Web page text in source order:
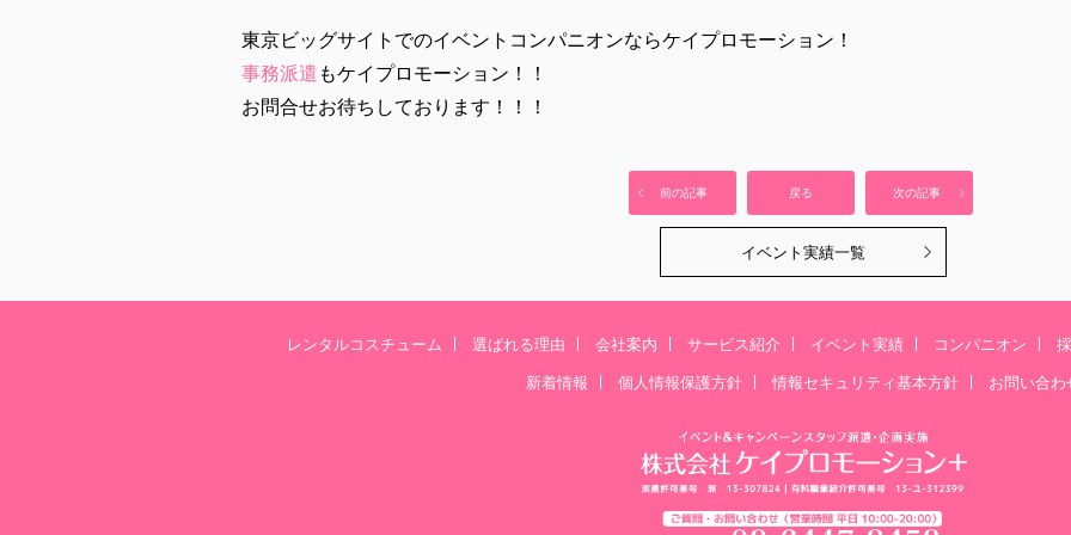
東京ビッグサイトでのイベントコンパニオンならケイプロモーション！
事務派遣もケイプロモーション！！
お問合せお待ちしております！！！
前の記事 戻る 次の記事
イベント実績一覧
レンタルコスチューム 選ばれる理由 会社案内 サービス紹介 イベント実績 コンパニオン
新着情報
個人情報保護方針 情報セキュリティ基本方針 お問い合わ